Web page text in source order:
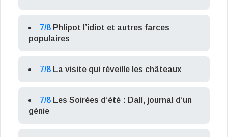
7/8 Phlipot l’idiot et autres farces
populaires
7/8 La visite qui réveille les châteaux
7/8 Les Soirées d’été : Dalí, journal d’un
génie